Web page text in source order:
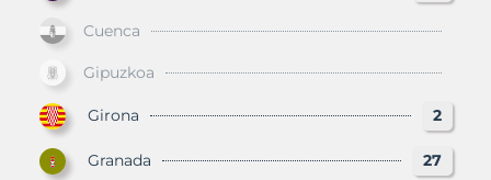
Cuenca
Gipuzkoa
Girona 2
Granada 27